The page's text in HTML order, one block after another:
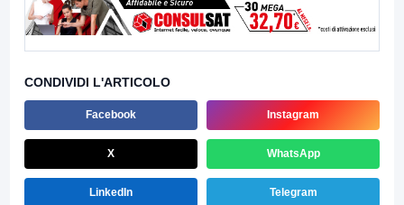
CONDIVIDI L'ARTICOLO
Facebook Instagram
X WhatsApp
LinkedIn Telegram